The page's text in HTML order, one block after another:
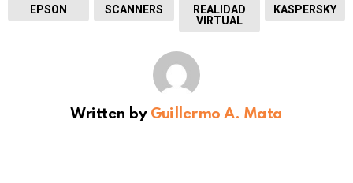
EPSON SCANNERS
REALIDAD
VIRTUAL
KASPERSKY
Written by Guillermo A. Mata